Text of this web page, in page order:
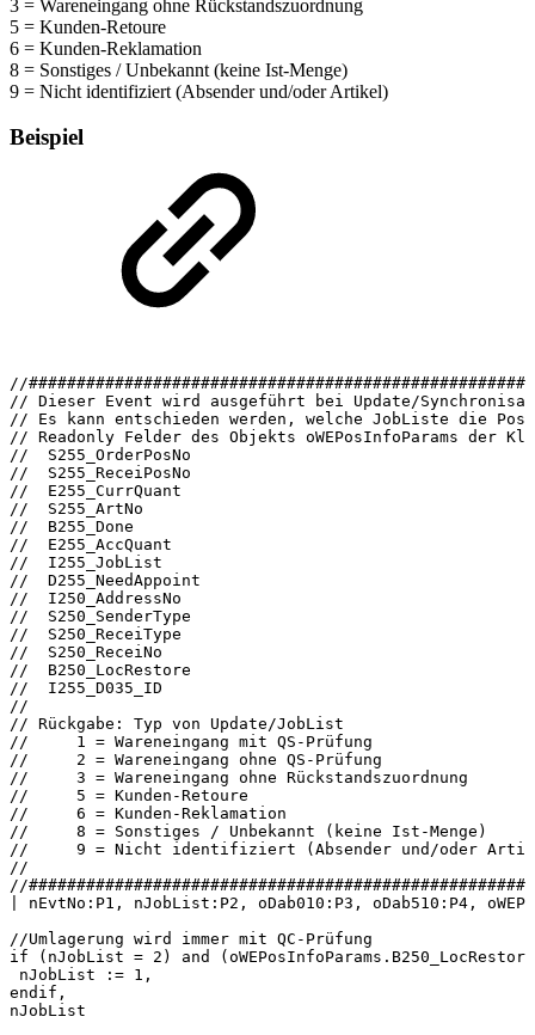
3 = Wareneingang ohne Rückstandszuordnung
5 = Kunden-Retoure
6 = Kunden-Reklamation
8 = Sonstiges / Unbekannt (keine Ist-Menge)
9 = Nicht identifiziert (Absender und/oder Artikel)
Beispiel
//
// Dieser Event wird ausgeführt bei
Update/
//
Es kann entschieden werden, welche JobListe die
// Readonly Felder des Objekts oWEPosInfoParams der
//
S255_OrderPosNo
//
S255_ReceiPosNo
//
E255_CurrQuant
//
S255_ArtNo
//
B255_Done
//
E255_AccQuant
//
I255_JobList
//
D255_NeedAppoint
//
I250_AddressNo
//
S250_SenderType
//
S250_ReceiType
//
S250_ReceiNo
//
B250_LocRestore
//
I255_D035_ID
//
// Rückgabe: Typ von
Update/JobList
//
1 = Wareneingang mit QS-Prüfung
//
2 = Wareneingang ohne QS-Prüfung
//
3 = Wareneingang ohne Rückstandszuordnung
//
5 = Kunden-Retoure
//
6 = Kunden-Reklamation
//
8 = Sonstiges / Unbekannt (keine
Ist-Menge)
//
9 = Nicht identifiziert (Absender und/oder
//
//
nEvtNo:P1, nJobList:P2, oDab010:P3, oDab510:P4,
//Umlagerung wird immer mit QC-Prüfung
if
(nJobList = 2) and
nJobList
:= 1,
endif,
nJobList